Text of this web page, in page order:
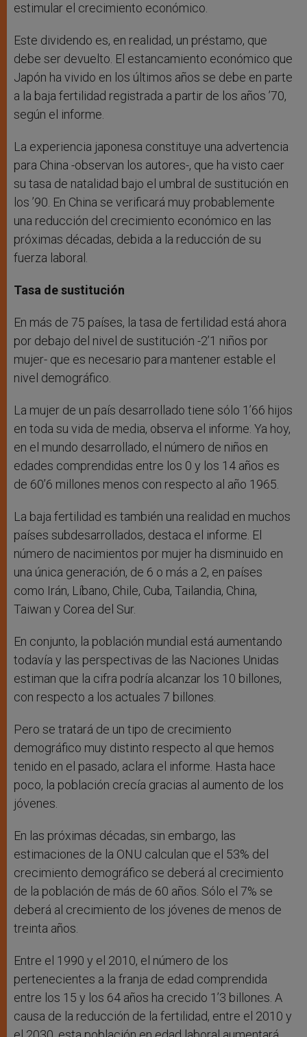
estimular el crecimiento económico.
Este dividendo es, en realidad, un préstamo, que
debe ser devuelto. El estancamiento económico que
Japón ha vivido en los últimos años se debe en parte
a la baja fertilidad registrada a partir de los años ’70,
según el informe.
La experiencia japonesa constituye una advertencia
para China -observan los autores-, que ha visto caer
su tasa de natalidad bajo el umbral de sustitución en
los ’90. En China se verificará muy probablemente
una reducción del crecimiento económico en las
próximas décadas, debida a la reducción de su
fuerza laboral.
Tasa de sustitución
En más de 75 países, la tasa de fertilidad está ahora
por debajo del nivel de sustitución -2’1 niños por
mujer- que es necesario para mantener estable el
nivel demográfico.
La mujer de un país desarrollado tiene sólo 1’66 hijos
en toda su vida de media, observa el informe. Ya hoy,
en el mundo desarrollado, el número de niños en
edades comprendidas entre los 0 y los 14 años es
de 60’6 millones menos con respecto al año 1965.
La baja fertilidad es también una realidad en muchos
países subdesarrollados, destaca el informe. El
número de nacimientos por mujer ha disminuido en
una única generación, de 6 o más a 2, en países
como Irán, Líbano, Chile, Cuba, Tailandia, China,
Taiwan y Corea del Sur.
En conjunto, la población mundial está aumentando
todavía y las perspectivas de las Naciones Unidas
estiman que la cifra podría alcanzar los 10 billones,
con respecto a los actuales 7 billones.
Pero se tratará de un tipo de crecimiento
demográfico muy distinto respecto al que hemos
tenido en el pasado, aclara el informe. Hasta hace
poco, la población crecía gracias al aumento de los
jóvenes.
En las próximas décadas, sin embargo, las
estimaciones de la ONU calculan que el 53% del
crecimiento demográfico se deberá al crecimiento
de la población de más de 60 años. Sólo el 7% se
deberá al crecimiento de los jóvenes de menos de
treinta años.
Entre el 1990 y el 2010, el número de los
pertenecientes a la franja de edad comprendida
entre los 15 y los 64 años ha crecido 1’3 billones. A
causa de la reducción de la fertilidad, entre el 2010 y